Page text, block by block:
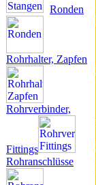
Ronden
Rohrhalter, Zapfen
Rohrverbinder,
Fittings
Rohranschlüsse